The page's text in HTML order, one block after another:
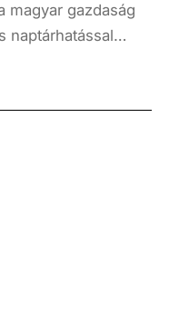
magyar gazdaság
naptárhatással
képest 0,4